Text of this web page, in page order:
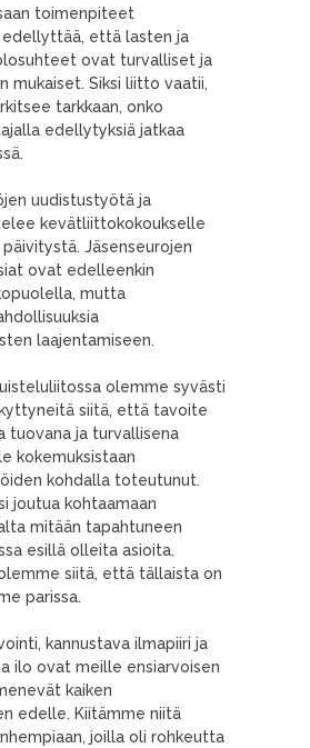
toimenpiteet
että lasten ja
ovat turvalliset ja
mukaiset. Siksi liitto vaatii,
tarkkaan, onko
edellytyksiä jatkaa
uudistustyötä ja
kevätliittokokoukselle
Jäsenseurojen
ovat edelleenkin
mutta
laajentamiseen.
olemme syvästi
siitä, että tavoite
tuovana ja turvallisena
kokemuksistaan
kohdalla toteutunut.
joutua kohtaamaan
mitään tapahtuneen
esillä olleita asioita.
siitä, että tällaista on
parissa.
kannustava ilmapiiri ja
ilo ovat meille ensiarvoisen
kaiken
edelle. Kiitämme niitä
joilla oli rohkeutta